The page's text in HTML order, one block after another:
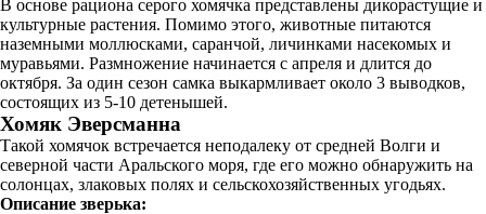
В основе рациона серого хомячка представлены дикорастущие и
культурные растения. Помимо этого, животные питаются
наземными моллюсками, саранчой, личинками насекомых и
муравьями. Размножение начинается с апреля и длится до
октября. За один сезон самка выкармливает около 3 выводков,
состоящих из 5-10 детенышей.
Хомяк Эверсманна
Такой хомячок встречается неподалеку от средней Волги и
северной части Аральского моря, где его можно обнаружить на
солонцах, злаковых полях и сельскохозяйственных угодьях.
Описание зверька: